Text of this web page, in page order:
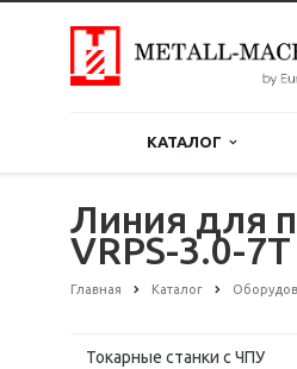
КАТАЛОГ
Линия для
VRPS-3.0-7T
Главная Каталог
Токарные станки с ЧПУ